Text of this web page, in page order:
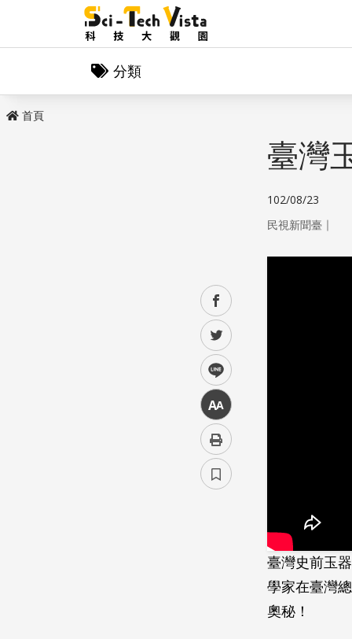
分類
首頁
facebook
twitter
line
中
臺灣
102/08/23
民視新聞臺 ｜
臺灣史前玉
學家在臺灣
奧秘！